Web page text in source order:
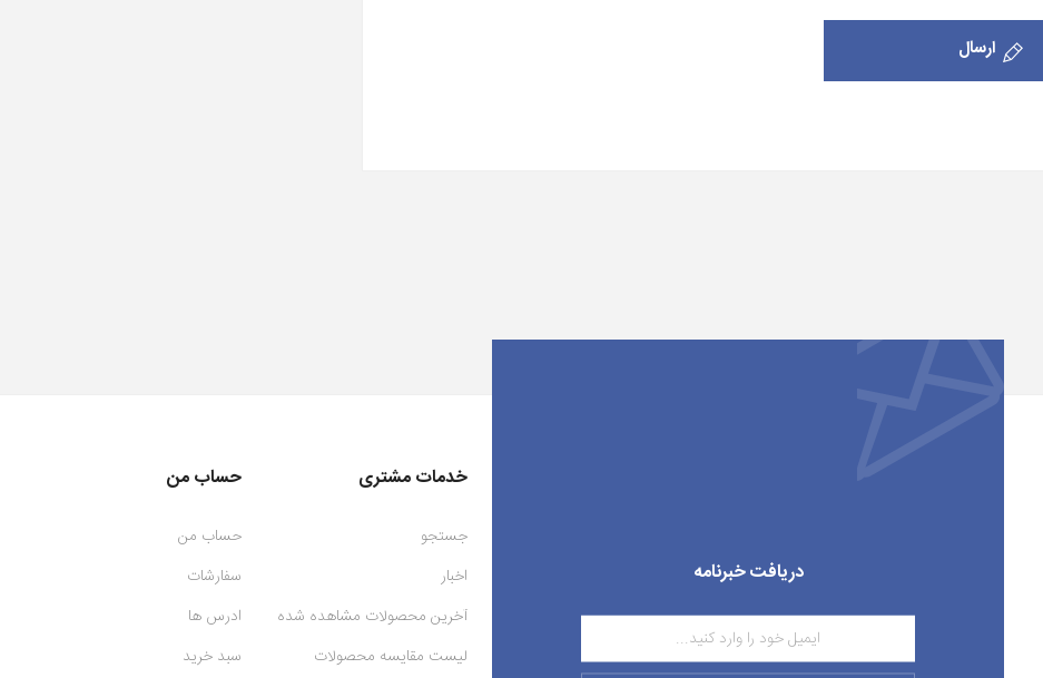
ارسال
دریافت خبرنامه
خدمات مشتری
جستجو
اخبار
آخرین محصولات مشاهده شده
لیست مقایسه محصولات
حساب من
حساب من
سفارشات
ادرس ها
سبد خرید